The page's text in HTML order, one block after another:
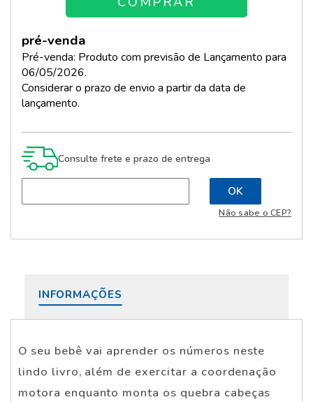
pré-venda
Pré-venda: Produto com previsão de Lançamento para
06/05/2026.
Considerar o prazo de envio a partir da data de
lançamento.
Consulte frete e prazo de entrega
Não sabe o CEP?
INFORMAÇÕES
O seu bebê vai aprender os números neste
lindo livro, além de exercitar a coordenação
motora enquanto monta os quebra cabeças